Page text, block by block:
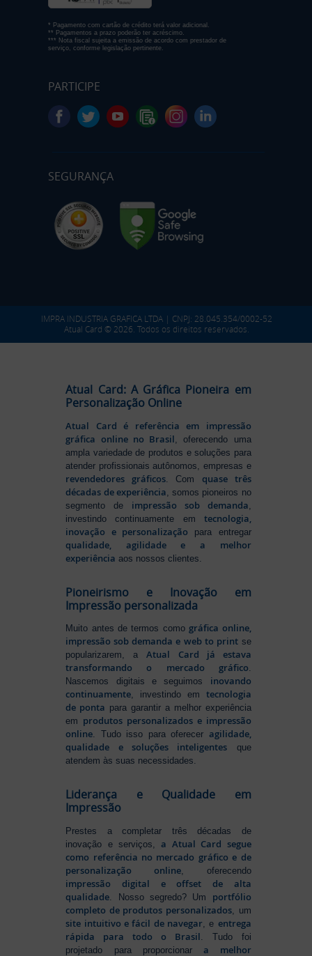
* Pagamento com cartão de crédito terá valor adicional.
** Pagamentos a prazo poderão ter acréscimo.
*** Nota fiscal sujeita a emissão de acordo com prestador de
serviço, conforme legislação pertinente.
PARTICIPE
SEGURANÇA
IMPRA INDUSTRIA GRAFICA LTDA | CNPJ: 28.045.354/0002-52
Atual Card © 2026. Todos os direitos reservados.
Atual Card: A Gráfica Pioneira em
Personalização Online
Atual Card é referência em impressão
gráfica online no Brasil , oferecendo uma
ampla variedade de produtos e soluções para
atender profissionais autônomos, empresas e
revendedores gráficos. Comquase três
décadas de experiência , somos pioneiros no
segmento de impressão sob demanda
investindo continuamente em tecnologia,
inovação e personalização para entregar
qualidade, agilidade e a melhor
experiência aos nossos clientes.
Pioneirismo e Inovação em
Impressão personalizada
Muito antes de termos como gráfica online,
impressão sob demanda e web to printse
popularizarem, aAtual Card já estava
transformando o mercado gráfico.
Nascemos digitais e seguimos inovando
continuamente, investindo em tecnologia
de ponta para garantir a melhor experiência
em produtos personalizados e impressão
online. Tudo isso para oferecer agilidade,
qualidade e soluções inteligentes que
atendem às suas necessidades.
Liderança e Qualidade em
Impressão
Prestes a completar três décadas de
inovação e serviços,a Atual Card segue
como referência no mercado gráfico e de
personalização online, oferecendo
impressão digital e offset de alta
qualidade. Nosso segredo? Um portfólio
completo de produtos personalizados, um
site intuitivo e fácil de navegar, e entrega
rápida para todo o Brasil. Tudo foi
projetado para proporcionara melhor